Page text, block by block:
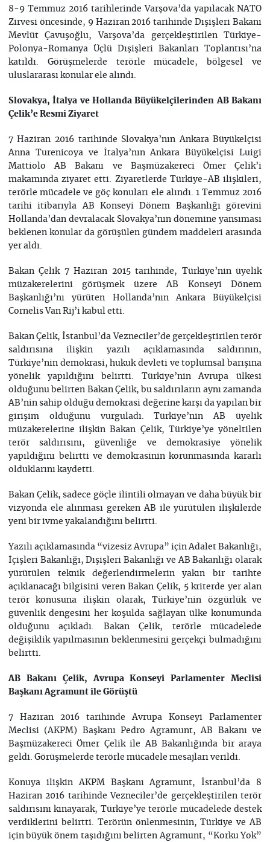
8-9 Temmuz 2016 tarihlerinde Varşova’da yapılacak NATO
Zirvesi öncesinde, 9 Haziran 2016 tarihinde Dışişleri Bakanı
Mevlüt Çavuşoğlu, Varşova’da gerçekleştirilen Türkiye-
Polonya-Romanya Üçlü Dışişleri Bakanları Toplantısı’na
katıldı. Görüşmelerde terörle mücadele, bölgesel ve
uluslararası konular ele alındı.
Slovakya, İtalya ve Hollanda Büyükelçilerinden AB Bakanı
Çelik’e Resmi Ziyaret
7 Haziran 2016 tarihinde Slovakya’nın Ankara Büyükelçisi
Anna Turenicoya ve İtalya’nın Ankara Büyükelçisi Luigi
Mattiolo AB Bakanı ve Başmüzakereci Ömer Çelik’i
makamında ziyaret etti. Ziyaretlerde Türkiye-AB ilişkileri,
terörle mücadele ve göç konuları ele alındı. 1 Temmuz 2016
tarihi itibarıyla AB Konseyi Dönem Başkanlığı görevini
Hollanda’dan devralacak Slovakya’nın dönemine yansıması
beklenen konular da görüşülen gündem maddeleri arasında
yer aldı.
Bakan Çelik 7 Haziran 2015 tarihinde, Türkiye’nin üyelik
müzakerelerini görüşmek üzere AB Konseyi Dönem
Başkanlığı’nı yürüten Hollanda’nın Ankara Büyükelçisi
Cornelis Van Rij’i kabul etti.
Bakan Çelik, İstanbul’da Vezneciler’de gerçekleştirilen terör
saldırısına ilişkin yazılı açıklamasında saldırının,
Türkiye’nin demokrasi, hukuk devleti ve toplumsal barışına
yönelik yapıldığını belirtti. Türkiye’nin Avrupa ülkesi
olduğunu belirten Bakan Çelik, bu saldırıların aynı zamanda
AB’nin sahip olduğu demokrasi değerine karşı da yapılan bir
girişim olduğunu vurguladı. Türkiye’nin AB üyelik
müzakerelerine ilişkin Bakan Çelik, Türkiye’ye yöneltilen
terör saldırısını, güvenliğe ve demokrasiye yönelik
yapıldığını belirtti ve demokrasinin korunmasında kararlı
olduklarını kaydetti.
Bakan Çelik, sadece göçle ilintili olmayan ve daha büyük bir
vizyonda ele alınması gereken AB ile yürütülen ilişkilerde
yeni bir ivme yakalandığını belirtti.
Yazılı açıklamasında “vizesiz Avrupa” için Adalet Bakanlığı,
İçişleri Bakanlığı, Dışişleri Bakanlığı ve AB Bakanlığı olarak
yürütülen teknik değerlendirmelerin yakın bir tarihte
açıklanacağı bilgisini veren Bakan Çelik, 5 kriterde yer alan
terör konusuna ilişkin olarak, Türkiye’nin özgürlük ve
güvenlik dengesini her koşulda sağlayan ülke konumunda
olduğunu açıkladı. Bakan Çelik, terörle mücadelede
değişiklik yapılmasının beklenmesini gerçekçi bulmadığını
belirtti.
AB Bakanı Çelik, Avrupa Konseyi Parlamenter Meclisi
Başkanı Agramunt ile Görüştü
7 Haziran 2016 tarihinde Avrupa Konseyi Parlamenter
Meclisi (AKPM) Başkanı Pedro Agramunt, AB Bakanı ve
Başmüzakereci Ömer Çelik ile AB Bakanlığında bir araya
geldi. Görüşmelerde terörle mücadele mesajları verildi.
Konuya ilişkin AKPM Başkanı Agramunt, İstanbul’da 8
Haziran 2016 tarihinde Vezneciler’de gerçekleştirilen terör
saldırısını kınayarak, Türkiye’ye terörle mücadelede destek
verdiklerini belirtti. Terörün önlenmesinin, Türkiye ve AB
için büyük önem taşıdığını belirten Agramunt, “Korku Yok”